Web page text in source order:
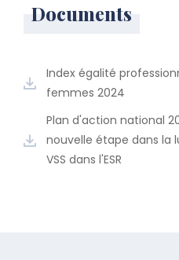
Documents
Index égalité
femmes 2024
Plan d'action national
nouvelle étape dans la
VSS dans l'ESR